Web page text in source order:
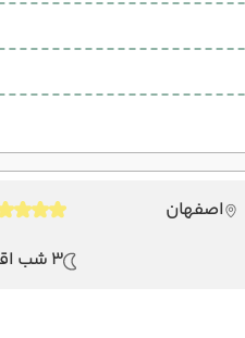
اصفهان
3 شب اقامت